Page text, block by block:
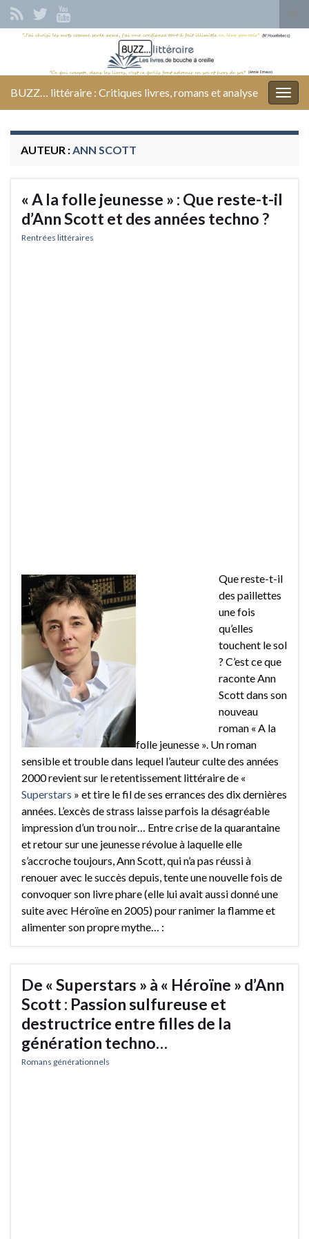
Search for:
BUZZ… littéraire : Critiques livres, romans et analyse
AUTEUR : ANN SCOTT
« A la folle jeunesse » : Que reste-t-il
d’Ann Scott et des années techno ?
Rentrées littéraires
Que reste-t-il
des paillettes
une fois
qu’elles
touchent le sol
? C’est ce que
raconte Ann
Scott dans son
nouveau
roman « A la
folle jeunesse ». Un roman
sensible et trouble dans lequel l’auteur culte des années
2000 revient sur le retentissement littéraire de «
Superstars » et tire le fil de ses errances des dix dernières
années. L’excès de strass laisse parfois la désagréable
impression d’un trou noir… Entre crise de la quarantaine
et retour sur une jeunesse révolue à laquelle elle
s’accroche toujours, Ann Scott, qui n’a pas réussi à
renouer avec le succès depuis, tente une nouvelle fois de
convoquer son livre phare (elle lui avait aussi donné une
suite avec Héroïne en 2005) pour ranimer la flamme et
alimenter son propre mythe… :
De « Superstars » à « Héroïne » d’Ann
Scott : Passion sulfureuse et
destructrice entre filles de la
génération techno…
Romans générationnels